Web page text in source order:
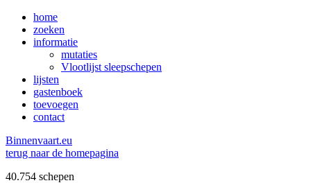
home
zoeken
informatie
mutaties
Vlootlijst sleepschepen
lijsten
gastenboek
toevoegen
contact
Binnenvaart.eu
terug naar de homepagina
40.754 schepen